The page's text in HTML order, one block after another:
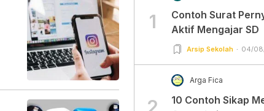
1
Contoh Surat
Aktif Mengajar SD
Arsip Sekolah 04/
Arga Fica
10 Contoh Sikap